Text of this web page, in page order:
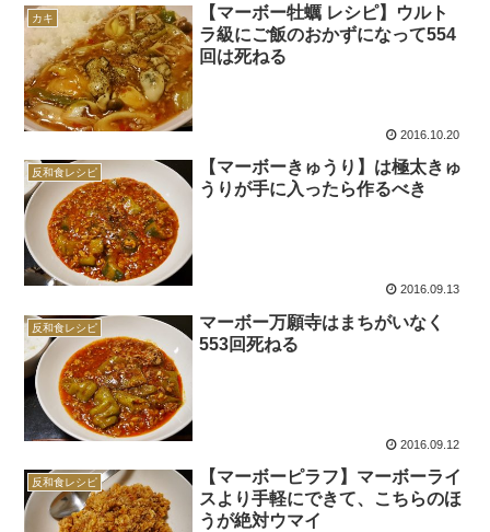
カキ
【マーボー牡蠣 レシピ】ウルト
ラ級にご飯のおかずになって554
回は死ねる
2016.10.20
反和食レシピ
【マーボーきゅうり】は極太きゅ
うりが手に入ったら作るべき
2016.09.13
反和食レシピ
マーボー万願寺はまちがいなく
553回死ねる
2016.09.12
反和食レシピ
【マーボーピラフ】マーボーライ
スより手軽にできて、こちらのほ
うが絶対ウマイ